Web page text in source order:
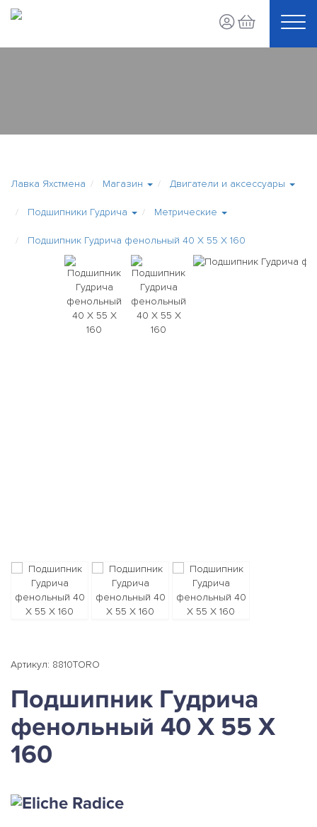
Лавка Яхстмена Магазин Двигатели и аксессуары
Подшипники Гудрича Метрические
Подшипник Гудрича фенольный 40 Х 55 Х 160
Артикул: 8810TORO
Подшипник Гудрича
фенольный 40 Х 55 Х
160